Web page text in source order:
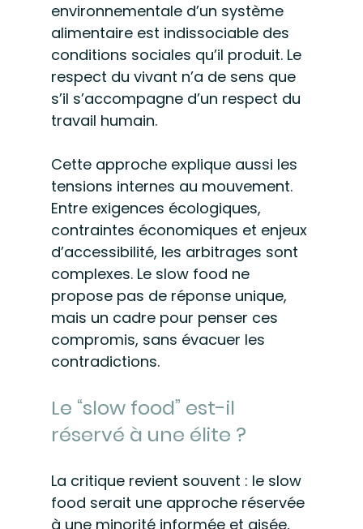
environnementale d’un système
alimentaire est indissociable des
conditions sociales qu’il produit. Le
respect du vivant n’a de sens que
s’il s’accompagne d’un respect du
travail humain.
Cette approche explique aussi les
tensions internes au mouvement.
Entre exigences écologiques,
contraintes économiques et enjeux
d’accessibilité, les arbitrages sont
complexes. Le slow food ne
propose pas de réponse unique,
mais un cadre pour penser ces
compromis, sans évacuer les
contradictions.
Le “slow food” est-il
réservé à une élite ?
La critique revient souvent : le slow
food serait une approche réservée
à une minorité informée et aisée,